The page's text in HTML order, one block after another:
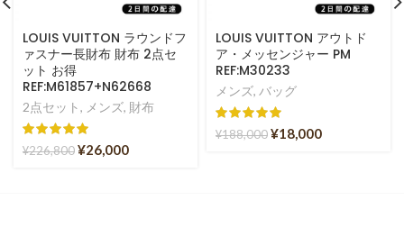
LOUIS VUITTON ラウンドフ
ァスナー長財布 財布 2点セ
ット お得
REF:M61857+N62668
2点セット, メンズ, 財布
¥226,800¥26,000
LOUIS VUITTON アウトド
ア・メッセンジャー PM
REF:M30233
メンズ, バッグ
¥188,000¥18,000